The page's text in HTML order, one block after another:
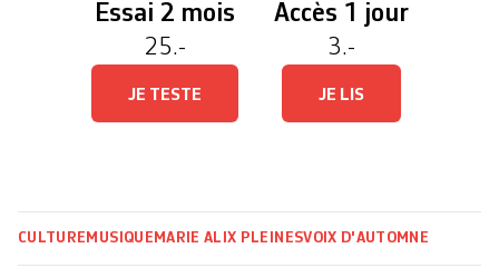
Essai 2 mois
25.-
JE TESTE
Accès 1 jour
3.-
JE LIS
CULTURE MUSIQUE MARIE ALIX PLEINESVOIX D'AUTOMNE